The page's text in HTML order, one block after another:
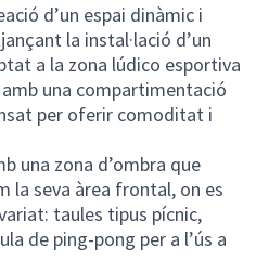
d’un espai dinàmic i
la instal·lació d’un
a la zona lúdico esportiva
una compartimentació
per oferir comoditat i
una zona d’ombra que
la seva àrea frontal, on es
taules tipus pícnic,
de ping-pong per a l’ús a